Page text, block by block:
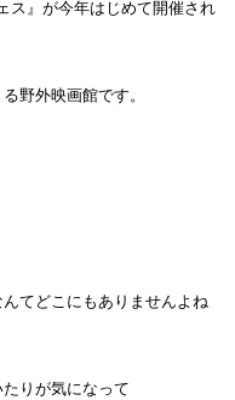
ス』が今年はじめて開催され
野外映画館です。
てどこにもありませんよね
りが気になって